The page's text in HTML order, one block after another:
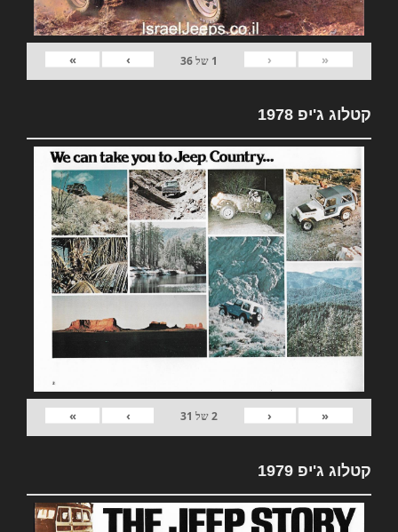
«
‹
1 של36
›
»
קטלוג ג'יפ 1978
«
‹
2של 31
›
»
קטלוג ג'יפ 1979